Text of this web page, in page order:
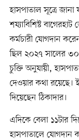
হাসপাতাল সূত্রে
শয্যাবিশিষ্ট
কর্মচারী যোগদান
ছিল ২০২৭ সালের ৩০
চুক্তি অনুযায়ী,
দেওয়ার কথা রয়েছে।
দিয়েছেন ঠিকাদার।
এদিকে বেলা ১১টার
হাসপাতালে যোগদান